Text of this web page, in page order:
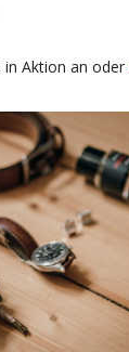
in Aktion an oder